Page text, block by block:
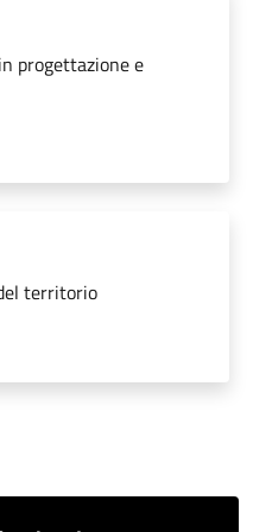
progettazione e
territorio